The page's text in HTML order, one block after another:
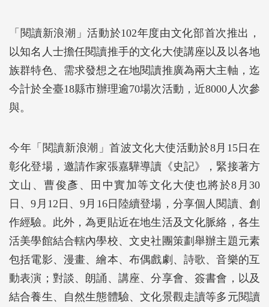
「閱讀新浪潮」活動於102年度由文化部首次推出，
以知名人士擔任閱讀推手的文化大使講座以及以各地
族群特色、需求發想之在地閱讀推廣為兩大主軸，迄
今計於全臺18縣市辦理逾70場次活動，近8000人次參
與。
今年「閱讀新浪潮」首波文化大使活動於8月15日在
彰化登場，邀請作家張嘉驊導讀《史記》，緊接著方
文山、曹俊彥、田中實加等文化大使也將於8月30
日、9月12日、9月16日陸續登場，分享個人閱讀、創
作經驗。此外，為更貼近在地生活及文化脈絡，各生
活美學館結合轄內學校、文史社團策劃舉辦主題元素
包括電影、漫畫、繪本、布偶戲劇、詩歌、音樂的互
動表演；對談、朗誦、講座、分享會、簽書會，以及
結合養生、自然生態體驗、文化景觀走讀等多元閱讀